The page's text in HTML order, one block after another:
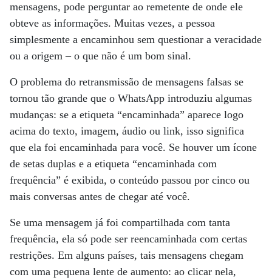
mensagens, pode perguntar ao remetente de onde ele
obteve as informações. Muitas vezes, a pessoa
simplesmente a encaminhou sem questionar a veracidade
ou a origem – o que não é um bom sinal.
O problema do retransmissão de mensagens falsas se
tornou tão grande que o WhatsApp introduziu algumas
mudanças: se a etiqueta “encaminhada” aparece logo
acima do texto, imagem, áudio ou link, isso significa
que ela foi encaminhada para você. Se houver um ícone
de setas duplas e a etiqueta “encaminhada com
frequência” é exibida, o conteúdo passou por cinco ou
mais conversas antes de chegar até você.
Se uma mensagem já foi compartilhada com tanta
frequência, ela só pode ser reencaminhada com certas
restrições. Em alguns países, tais mensagens chegam
com uma pequena lente de aumento: ao clicar nela,